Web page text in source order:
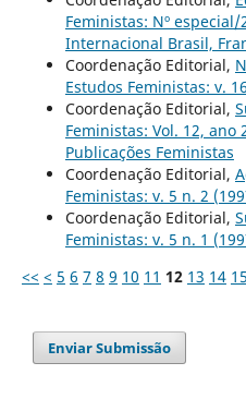
Feministas: Nº
Internacional Brasil,
Coordenação Editorial,
Estudos Feministas: v.
Coordenação Editorial,
Feministas: Vol. 12, ano
Publicações Feministas
Coordenação Editorial,
Feministas: v. 5 n. 2
Coordenação Editorial,
Feministas: v. 5 n. 1
<< < 5 6 7 8 9 10 11 12 13 14 15
Enviar Submissão